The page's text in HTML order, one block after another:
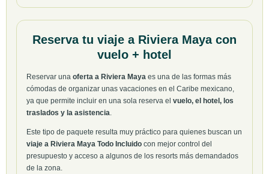
Reserva tu viaje a Riviera Maya con
vuelo + hotel
Reservar una oferta a Riviera Maya es una de las formas más
cómodas de organizar unas vacaciones en el Caribe mexicano,
ya que permite incluir en una sola reserva el vuelo, el hotel, los
traslados y la asistencia.
Este tipo de paquete resulta muy práctico para quienes buscan un
viaje a Riviera Maya Todo Incluido con mejor control del
presupuesto y acceso a algunos de los resorts más demandados
de la zona.